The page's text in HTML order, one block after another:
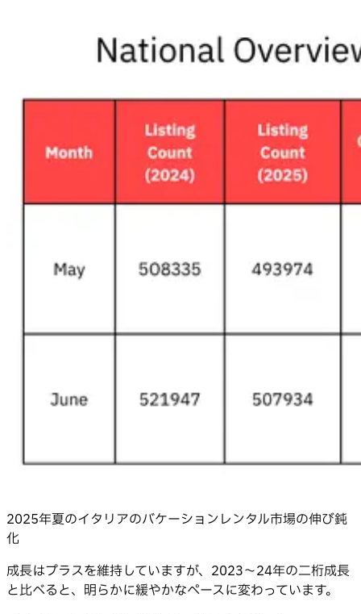
2025年夏のイタリアのバケーションレンタル市場の伸び鈍
化
成長はプラスを維持していますが、2023〜24年の二桁成長
と比べると、明らかに緩やかなペースに変わっています。